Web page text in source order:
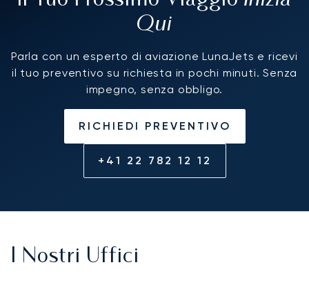
Qui
Parla con un esperto di aviazione LunaJets e ricevi
il tuo preventivo su richiesta in pochi minuti. Senza
impegno, senza obbligo.
RICHIEDI PREVENTIVO
+41 22 782 12 12
I Nostri Uffici